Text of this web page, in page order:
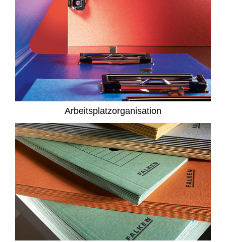
Arbeitsplatzorganisation